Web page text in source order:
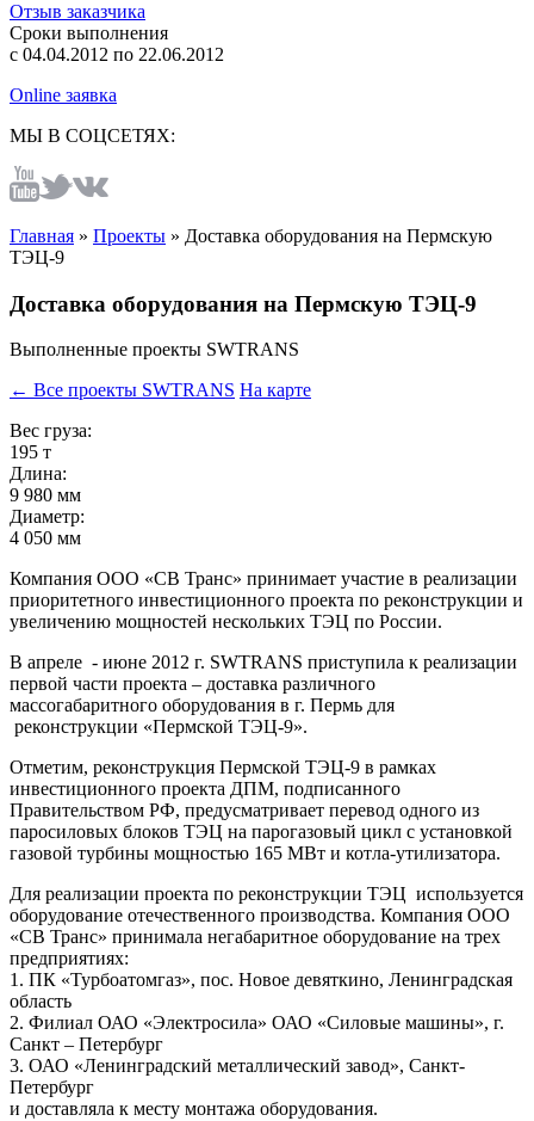
Отзыв заказчика
Сроки выполнения
с 04.04.2012 по 22.06.2012
Online заявка
МЫ В СОЦСЕТЯХ:
Главная » Проекты » Доставка оборудования на Пермскую
ТЭЦ-9
Доставка оборудования на Пермскую ТЭЦ-9
Выполненные проекты SWTRANS
← Все проекты SWTRANS На карте
Вес груза:
195 т
Длина:
9 980 мм
Диаметр:
4 050 мм
Компания ООО «СВ Транс» принимает участие в реализации
приоритетного инвестиционного проекта по реконструкции и
увеличению мощностей нескольких ТЭЦ по России.
В апреле - июне 2012 г. SWTRANS приступила к реализации
первой части проекта – доставка различного
массогабаритного оборудования в г. Пермь для
реконструкции «Пермской ТЭЦ-9».
Отметим, реконструкция Пермской ТЭЦ-9 в рамках
инвестиционного проекта ДПМ, подписанного
Правительством РФ, предусматривает перевод одного из
паросиловых блоков ТЭЦ на парогазовый цикл с установкой
газовой турбины мощностью 165 МВт и котла-утилизатора.
Для реализации проекта по реконструкции ТЭЦ используется
оборудование отечественного производства. Компания ООО
«СВ Транс» принимала негабаритное оборудование на трех
предприятиях:
1. ПК «Турбоатомгаз», пос. Новое девяткино, Ленинградская
область
2. Филиал ОАО «Электросила» ОАО «Силовые машины», г.
Санкт – Петербург
3. ОАО «Ленинградский металлический завод», Санкт-
Петербург
и доставляла к месту монтажа оборудования.